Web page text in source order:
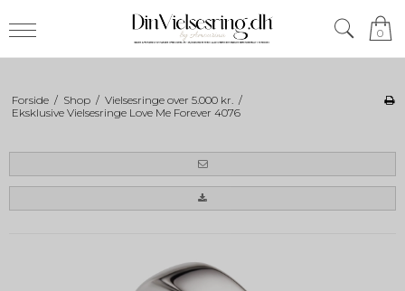
0
Forside / Shop / Vielsesringe over 5.000 kr. /
Eksklusive Vielsesringe Love Me Forever 4076